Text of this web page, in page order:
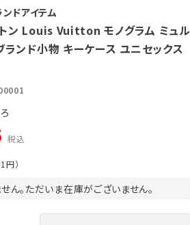
ドアイテム
トン Louis Vuitton モノグラム ミュル
ンド小物 キーケース ユニセックス
税込
円）
ん。ただいま在庫がございません。